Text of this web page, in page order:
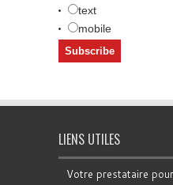
text
mobile
LIENS UTILES
Votre prestataire